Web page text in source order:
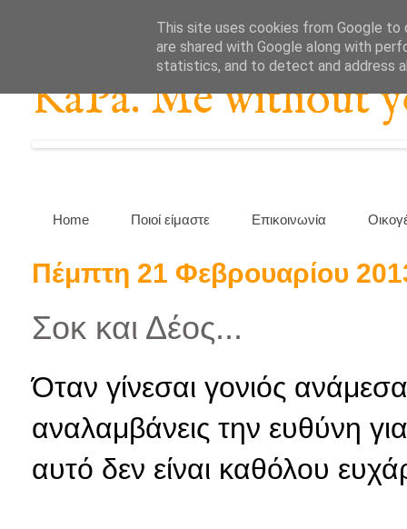
KaPa. Me without
Home Ποιοί είμαστε Επικοινωνία
Πέμπτη 21 Φεβρουαρίου
Σοκ και Δέος...
Όταν γίνεσαι γονιός
αναλαμβάνεις την ευθύνη
αυτό δεν είναι καθόλου
This site uses cookies from Google to
are shared with Google along with
statistics, and to detect and address